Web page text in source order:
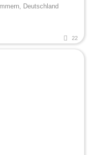
Deutschland
22